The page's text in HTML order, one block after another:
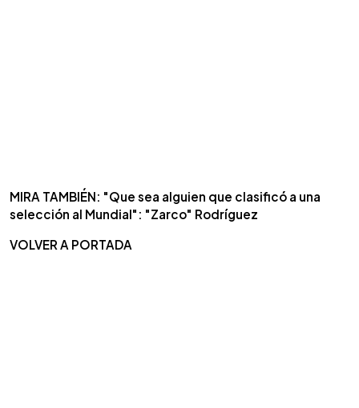
MIRA TAMBIÉN: "Que sea alguien que clasificó a una
selección al Mundial": "Zarco" Rodríguez
VOLVER A PORTADA